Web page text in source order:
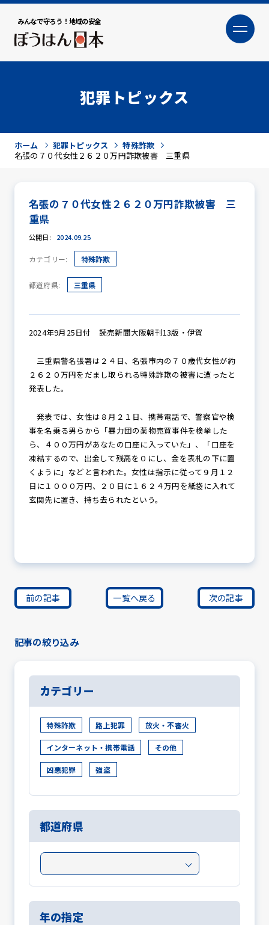
みんなで守ろう！地域の安全
大
防犯活動ニュース
防犯パトロール
防犯セミナー
防犯対策情報
防犯協力会について
犯罪トピックス
ホーム 犯罪トピックス
特殊詐欺
名張の７０代女性２６２０万円詐欺被害 三重県
名張の７０代女性２６２０万円詐欺被害 三
重県
公開日: 2024.09.25
カテゴリー: 特殊詐欺
都道府県: 三重県
2024年9月25日付 読売新聞大阪朝刊13版・伊賀
三重県警名張署は２４日、名張市内の７０歳代女性が約
２６２０万円をだまし取られる特殊詐欺の被害に遭ったと
発表した。
発表では、女性は８月２１日、携帯電話で、警察官や検
事を名乗る男らから「暴力団の薬物売買事件を検挙した
ら、４００万円があなたの口座に入っていた」、「口座を
凍結するので、出金して残高を０にし、金を表札の下に置
くように」などと言われた。女性は指示に従って９月１２
日に１０００万円、２０日に１６２４万円を紙袋に入れて
玄関先に置き、持ち去られたという。
前の記事 一覧へ戻る 次の記事
記事の絞り込み
カテゴリー
特殊詐欺 路上犯罪 放火・不審火
インターネット・携帯電話 その他
凶悪犯罪 強盗
都道府県
年の指定